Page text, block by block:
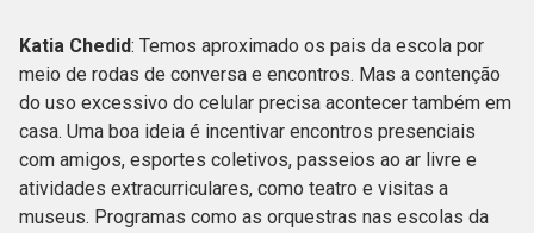
Katia Chedid: Temos aproximado os pais da escola por
meio de rodas de conversa e encontros. Mas a contenção
do uso excessivo do celular precisa acontecer também em
casa. Uma boa ideia é incentivar encontros presenciais
com amigos, esportes coletivos, passeios ao ar livre e
atividades extracurriculares, como teatro e visitas a
museus. Programas como as orquestras nas escolas da